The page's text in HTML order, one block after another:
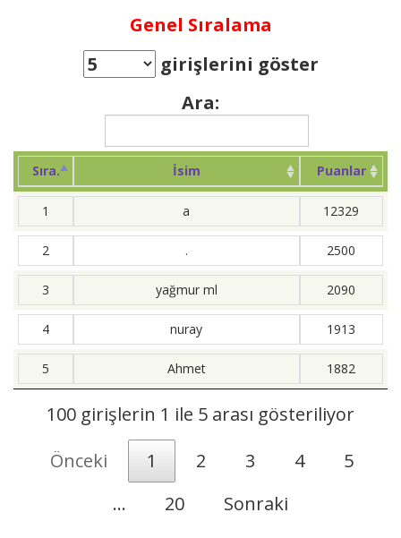
Genel Sıralama
girişlerini göster
Ara:
Sıra. İsim Puanlar
1 a 12329
2 . 2500
3 yağmur ml 2090
4 nuray 1913
5 Ahmet 1882
100 girişlerin 1 ile 5 arası gösteriliyor
Önceki
1 2 3 4
5
…
20 Sonraki